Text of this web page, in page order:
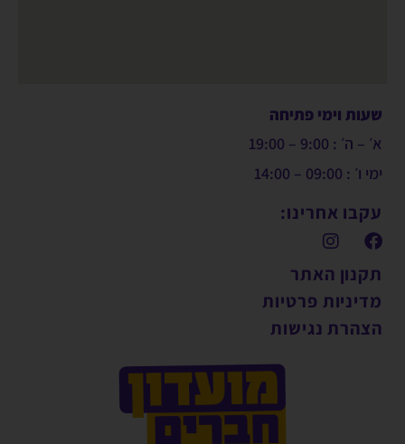
שעות וימי פתיחה
א׳ – ה׳ : 9:00 – 19:00
ימי ו׳ : 09:00 – 14:00
עקבו אחרינו:
תקנון האתר
מדיניות פרטיות
הצהרת נגישות